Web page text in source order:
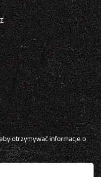
otrzymywać informacje o